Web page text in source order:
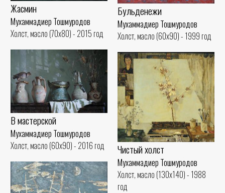
Жасмин
Мухаммадиер Тошмуродов
Холст, масло (70x80) - 2015 год
Бульденежи
Мухаммадиер Тошмуродов
Холст, масло (60x90) - 1999 год
В мастерской
Мухаммадиер Тошмуродов
Холст, масло (60x90) - 2016 год
Чистый холст
Мухаммадиер Тошмуродов
Холст, масло (130x140) - 1988
год